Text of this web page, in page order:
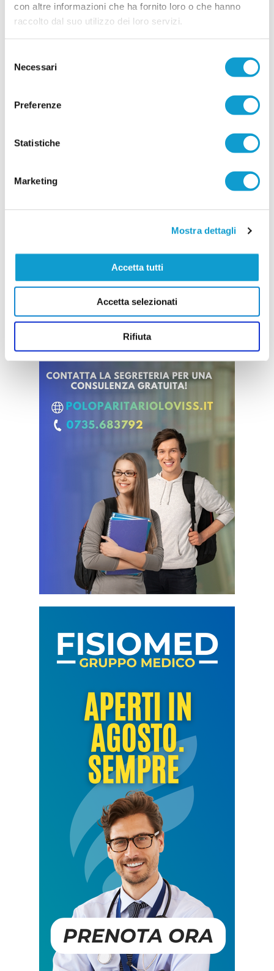
con altre informazioni che ha fornito loro o che hanno
raccolto dal suo utilizzo dei loro servizi.
delNecessari
Preferenze
Statistiche
Marketing
Mostra dettagli
Accetta tutti
Accetta selezionati
Rifiuta
Sambenedettese in finale di Coppa Italia,
battuto il Catania
aver superato il We Beach Catania per 5-
...leggi
Sambenedettese da urlo: supera Viareggio e
La Sambenedettese Beach Soccer vola in
semifinale di Coppa Italia al termine di una
Vai all'edizione provinciale